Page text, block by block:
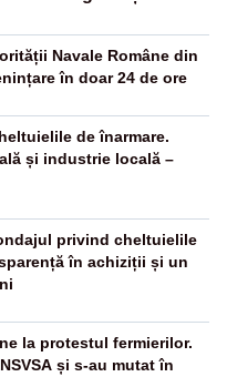
Navale Române din
în doar 24 de ore
de înarmare.
și industrie locală –
privind cheltuielile
în achiziții și un
la protestul fermierilor.
și s-au mutat în